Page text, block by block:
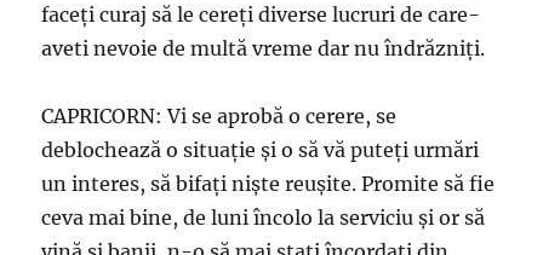
faceţi curaj să le cereţi diverse lucruri de care-
aveti nevoie de multă vreme dar nu îndrăzniţi.
CAPRICORN: Vi se aprobă o cerere, se
deblochează o situaţie şi o să vă puteţi urmări
un interes, să bifaţi nişte reuşite. Promite să fie
ceva mai bine, de luni încolo la serviciu şi or să